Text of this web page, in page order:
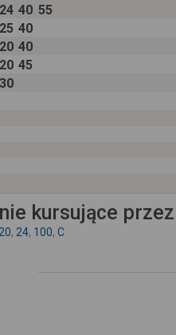
24 40 55
25 40
20 40
20 45
30
kursujące
20, 24, 100, C